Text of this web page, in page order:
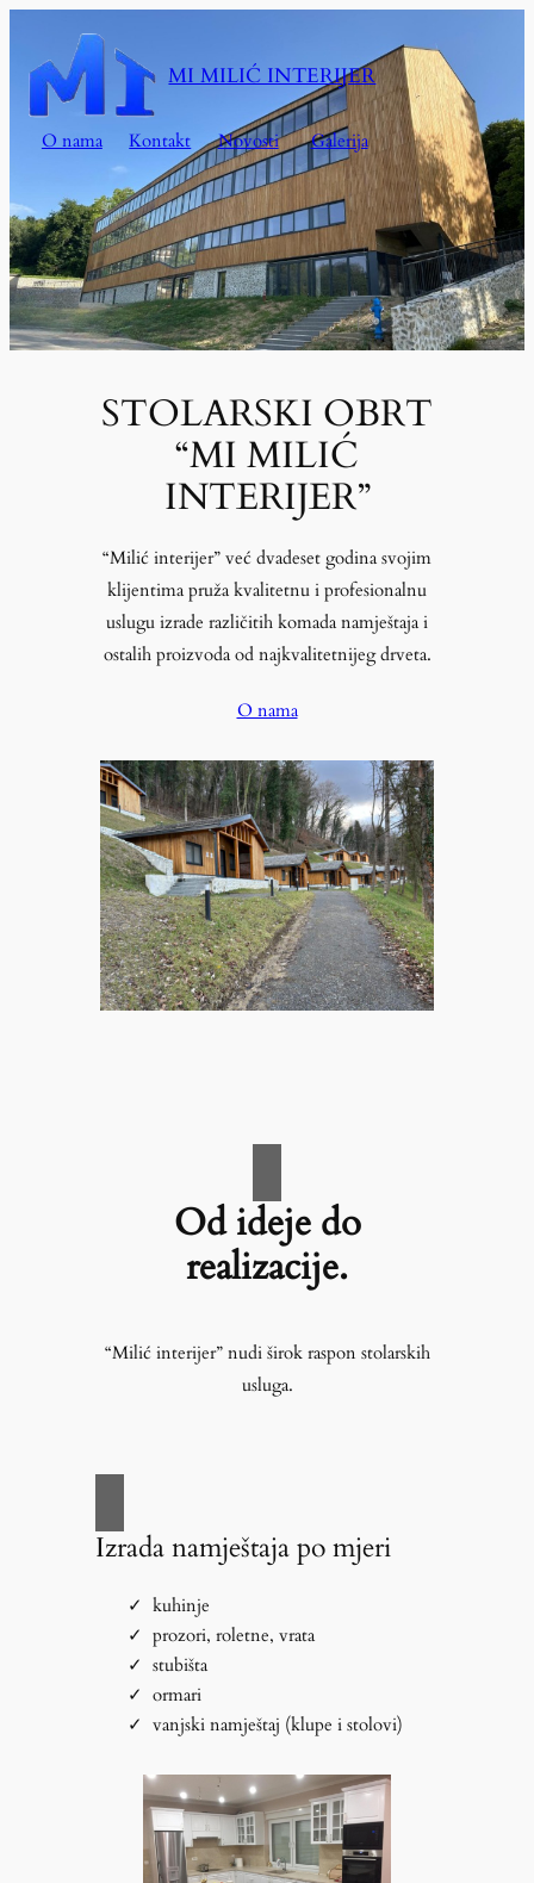
sadržaja
MI MILIĆ INTERIJER
O nama Kontakt Novosti Galerija
STOLARSKI OBRT
“MI MILIĆ
INTERIJER”
“Milić interijer” već dvadeset godina svojim
klijentima pruža kvalitetnu i profesionalnu
uslugu izrade različitih komada namještaja i
ostalih proizvoda od najkvalitetnijeg drveta.
O nama
Od ideje do
realizacije.
“Milić interijer” nudi širok raspon stolarskih
usluga.
Izrada namještaja po mjeri
kuhinje
prozori, roletne, vrata
stubišta
ormari
vanjski namještaj (klupe i stolovi)